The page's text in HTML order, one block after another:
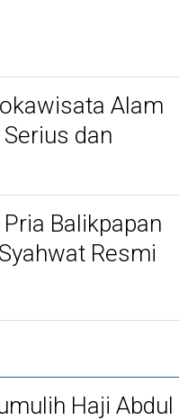
Alam
dan
Balikpapan
Resmi
Haji Abdul